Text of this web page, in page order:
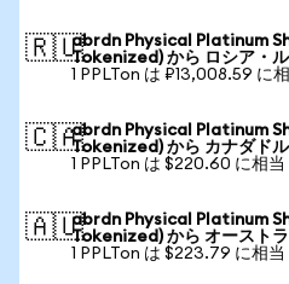
🇷🇺abrdn Physical Platinum
Tokenized) から ロシア・
1 PPLTon は ₽13,008.59 に
🇨🇦abrdn Physical Platinum
Tokenized) から カナダドル
1 PPLTon は $220.60 に相当
🇦🇺abrdn Physical Platinum
Tokenized) から オースト
1 PPLTon は $223.79 に相当